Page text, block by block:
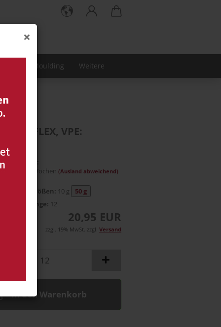
Hotmelt Moulding Weitere
970016
FLEX, VPE:
ca. 6-8 Wochen (Ausland abweichend)
Gebindegrößen: 10 g
50 g
12
20,95 EUR
zzgl. 19% MwSt. zzgl. Versand
In den Warenkorb